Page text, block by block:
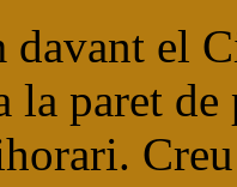
davant el
paret